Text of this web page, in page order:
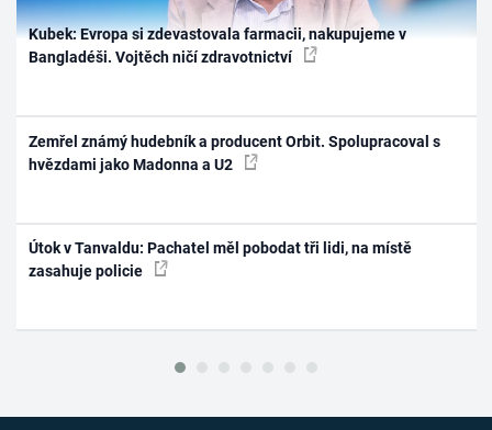
Kubek: Evropa si zdevastovala farmacii, nakupujeme v
Bangladéši. Vojtěch ničí zdravotnictví
Zemřel známý hudebník a producent Orbit. Spolupracoval s
hvězdami jako Madonna a U2
Útok v Tanvaldu: Pachatel měl pobodat tři lidi, na místě
zasahuje policie